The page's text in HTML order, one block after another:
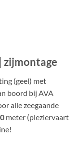
zijmontage
(geel) met
boord bij AVA
alle zeegaande
meter (pleziervaart